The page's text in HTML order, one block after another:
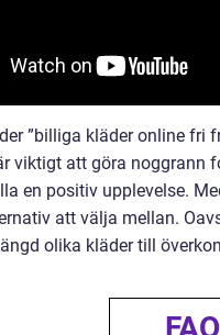
”billiga kläder online fri
viktigt att göra noggrann
en positiv upplevelse.
att välja mellan.
olika kläder till